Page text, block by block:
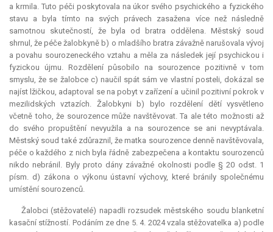
a krmila. Tuto péči poskytovala na úkor svého psychického a fyzického
stavu a byla tímto na svých právech zasažena více než následně
samotnou skutečností, že byla od bratra oddělena. Městský soud
shrnul, že péče žalobkyně b) o mladšího bratra závažně narušovala vývoj
a povahu sourozeneckého vztahu a měla za následek její psychickou i
fyzickou újmu. Rozdělení působilo na sourozence pozitivně v tom
smyslu, že se žalobce c) naučil spát sám ve vlastní posteli, dokázal se
najíst lžičkou, adaptoval se na pobyt v zařízení a učinil pozitivní pokrok v
mezilidských vztazích. Žalobkyni b) bylo rozdělení dětí vysvětleno
včetně toho, že sourozence může navštěvovat. Ta ale této možnosti až
do svého propuštění nevyužila a na sourozence se ani nevyptávala.
Městský soud také zdůraznil, že matka sourozence denně navštěvovala,
péče o každého z nich byla řádně zabezpečena a kontaktu sourozenců
nikdo nebránil. Byly proto dány závažné okolnosti podle § 20 odst. 1
písm. d) zákona o výkonu ústavní výchovy, které bránily společnému
umístění sourozenců.
Žalobci (stěžovatelé) napadli rozsudek městského soudu blanketní
kasační stížností. Podáním ze dne 5. 4. 2024 vzala stěžovatelka a) podle